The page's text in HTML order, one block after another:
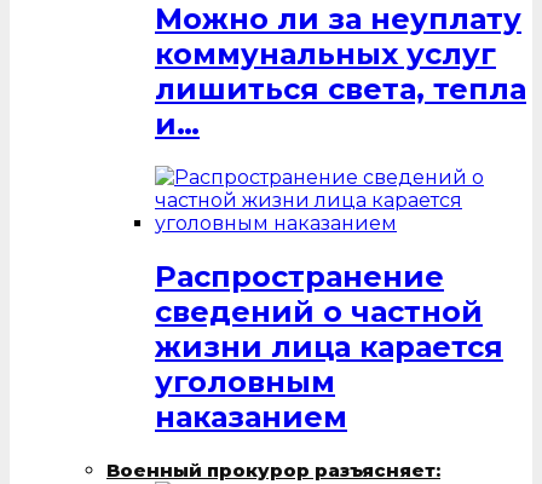
Можно ли за неуплату
коммунальных услуг
лишиться света, тепла
и…
Распространение
сведений о частной
жизни лица карается
уголовным
наказанием
Военный прокурор разъясняет: